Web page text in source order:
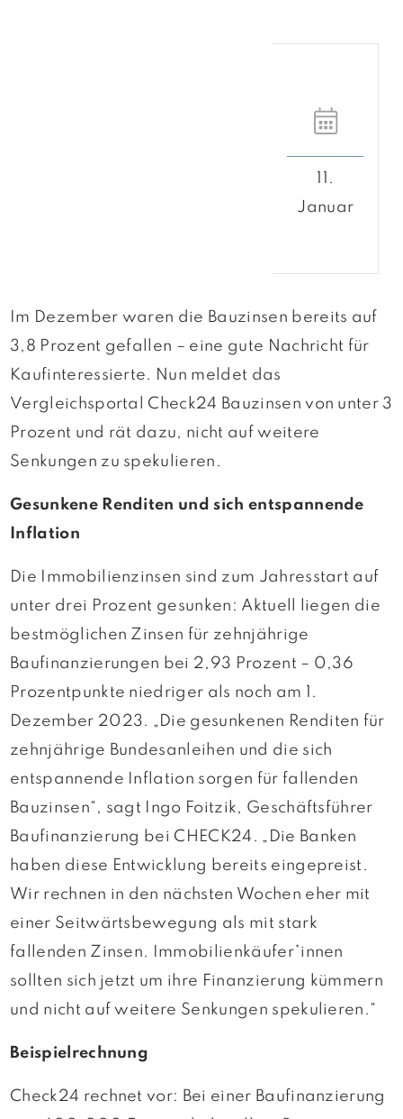
11.
Januar
Im Dezember waren die Bauzinsen bereits auf
3,8 Prozent gefallen – eine gute Nachricht für
Kaufinteressierte. Nun meldet das
Vergleichsportal Check24 Bauzinsen von unter 3
Prozent und rät dazu, nicht auf weitere
Senkungen zu spekulieren.
Gesunkene Renditen und sich entspannende
Inflation
Die Immobilienzinsen sind zum Jahresstart auf
unter drei Prozent gesunken: Aktuell liegen die
bestmöglichen Zinsen für zehnjährige
Baufinanzierungen bei 2,93 Prozent – 0,36
Prozentpunkte niedriger als noch am 1.
Dezember 2023. „Die gesunkenen Renditen für
zehnjährige Bundesanleihen und die sich
entspannende Inflation sorgen für fallenden
Bauzinsen“, sagt Ingo Foitzik, Geschäftsführer
Baufinanzierung bei CHECK24. „Die Banken
haben diese Entwicklung bereits eingepreist.
Wir rechnen in den nächsten Wochen eher mit
einer Seitwärtsbewegung als mit stark
fallenden Zinsen. Immobilienkäufer*innen
sollten sich jetzt um ihre Finanzierung kümmern
und nicht auf weitere Senkungen spekulieren.“
Beispielrechnung
Check24 rechnet vor: Bei einer Baufinanzierung